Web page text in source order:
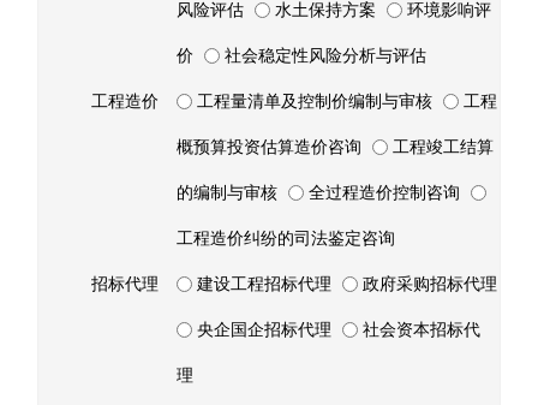
风险评估 水土保持方案 环境影响评
价 社会稳定性风险分析与评估
工程造价 工程量清单及控制价编制与审核 工程
概预算投资估算造价咨询 工程竣工结算
的编制与审核 全过程造价控制咨询
工程造价纠纷的司法鉴定咨询
招标代理 建设工程招标代理 政府采购招标代理
央企国企招标代理 社会资本招标代
理